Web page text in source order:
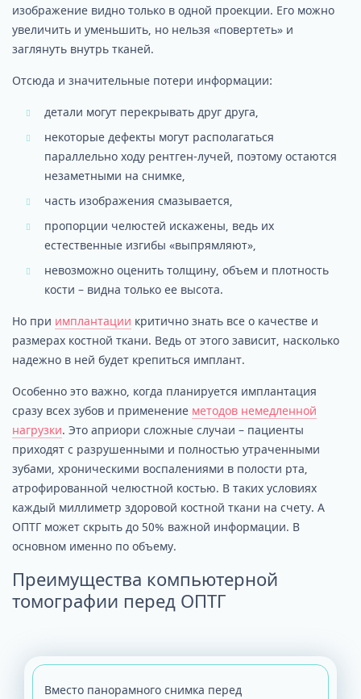
изображение видно только в одной проекции. Его можно
увеличить и уменьшить, но нельзя «повертеть» и
заглянуть внутрь тканей.
Отсюда и значительные потери информации:
детали могут перекрывать друг друга,
некоторые дефекты могут располагаться
параллельно ходу рентген-лучей, поэтому остаются
незаметными на снимке,
часть изображения смазывается,
пропорции челюстей искажены, ведь их
естественные изгибы «выпрямляют»,
невозможно оценить толщину, объем и плотность
кости – видна только ее высота.
Но при имплантации критично знать все о качестве и
размерах костной ткани. Ведь от этого зависит, насколько
надежно в ней будет крепиться имплант.
Особенно это важно, когда планируется имплантация
сразу всех зубов и применение методов немедленной
нагрузки. Это априори сложные случаи – пациенты
приходят с разрушенными и полностью утраченными
зубами, хроническими воспалениями в полости рта,
атрофированной челюстной костью. В таких условиях
каждый миллиметр здоровой костной ткани на счету. А
ОПТГ может скрыть до 50% важной информации. В
основном именно по объему.
Преимущества компьютерной
томографии перед ОПТГ
Вместо панорамного снимка перед